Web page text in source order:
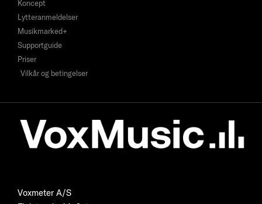
Koncept
Lytteranmeldelser
Musikmarked+
Supportguide
Priser
Vilkår og betingelser
Voxmeter A/S